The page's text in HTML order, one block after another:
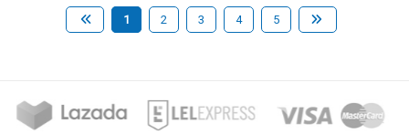
1 2 3 4 5